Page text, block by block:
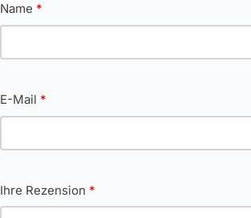
Name *
E-Mail *
Ihre Rezension *